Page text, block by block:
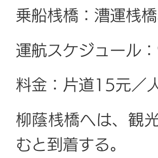
乗船桟橋：漕運桟
運航スケジュール
料金：片道15元／
柳蔭桟橋へは、観
むと到着する。